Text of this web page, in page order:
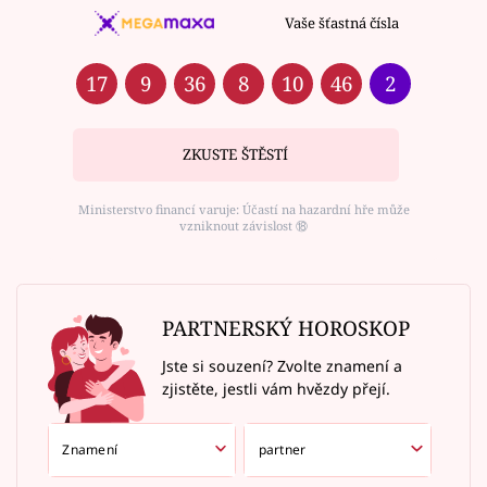
Vaše šťastná čísla
17 9 36 8 10 46 2
ZKUSTE ŠTĚSTÍ
Ministerstvo financí varuje: Účastí na hazardní hře může
vzniknout závislost ⑱
PARTNERSKÝ HOROSKOP
Jste si souzení? Zvolte znamení a
zjistěte, jestli vám hvězdy přejí.